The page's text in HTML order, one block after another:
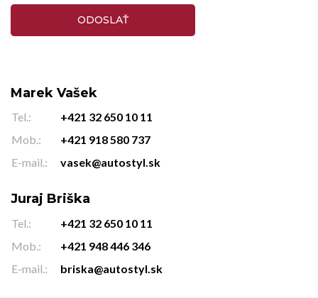
Marek Vašek
Tel.:
+421 32 650 10 11
Mob.:
+421 918 580 737
E-mail.:
vasek@autostyl.sk
Juraj Briška
Tel.:
+421 32 650 10 11
Mob.:
+421 948 446 346
E-mail.:
briska@autostyl.sk